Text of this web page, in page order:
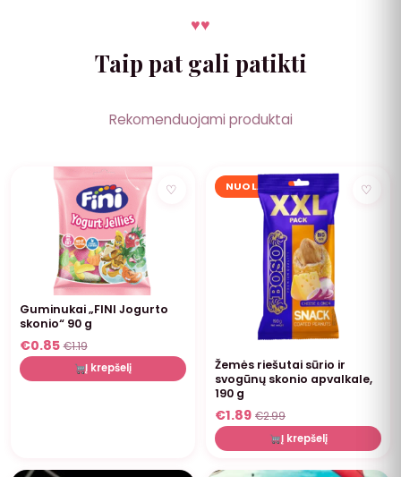
♥♥
Taip pat gali patikti
Rekomenduojami produktai
NUOLAIDA ♡
Guminukai „FINI Jogurto
skonio“ 90 g
€0.85 €1.19
Į krepšelį
NUOLAIDA ♡
Žemės riešutai sūrio ir
svogūnų skonio apvalkale,
190 g
€1.89 €2.99
Į krepšelį